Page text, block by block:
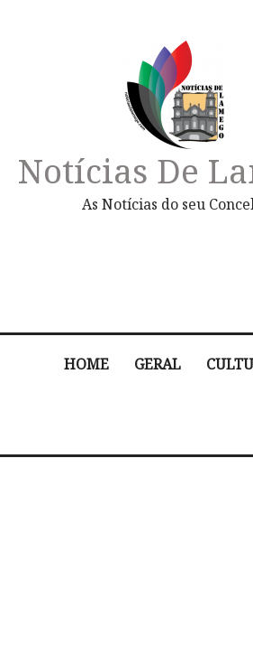
Notícias De
As Notícias do seu
HOME GERAL